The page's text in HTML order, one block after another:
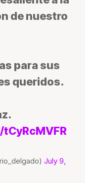
de nuestro
para sus
queridos.
July 9,